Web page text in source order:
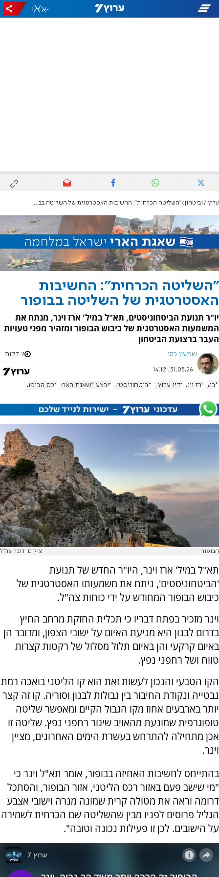
-
+
ערוץ 7 ביטחון "השליטה הכרחית": החשיבות האסטרטגית של השליטה בבופור
"השליטה הכרחית": החשיבות
האסטרטגית של השליטה בבופור
יו"ר תנועת הביטחוניסטים, תא"ל במיל' ארז וינר, מנתח את
המשמעות האסטרטגית של כיבוש הבופור ומזהיר מפני טעויות
העבר ברצועת הביטחון
שמעון כהן 2 דקות
31.05.26, 14:12
לבנון ארז וינר רדיו ערוץ 7 הביטחוניסטים מבצע "שאגת הארי" רכס הבופור
הבופור צילום: דובר צה"ל
תא"ל במיל' ארז וינר, היו"ר החדש של תנועת
'הביטחוניסטים', ניתח את משמעותו האסטרטגית של
כיבוש הבופור המחודש על ידי כוחות צה"ל.
וינר מזכיר בפתח דבריו כי תכלית החזקת מרחב החיץ
בדרום לבנון היא מניעת האיום על ישובי הצפון, ומדובר הן
באיום קרקעי והן באיום תלול מסלול של רקטות קצרות
טווח ושל רחפני נפץ.
הקו הטבעי והנכון לעשות זאת הוא קו הליטני בואכה רמת
נבטייה ונקודת החיבור בין גבולות לבנון וסוריה. קו זה קצר
יותר בארבעים אחוז מקו הגבול הקיים ומאפשר שליטה
טופוגרפית שמונעת מהאויב שיגור רחפני נפץ. שליטה זו
אכן מתחילה להתרחש בעשרת הימים האחרונים, מציין
וינר.
בהתייחס לחשיבות האחיזה בבופור, אומר תא"ל וינר כי
"מי שישב פעם באזור רכס הליטני, אזור הבופור, והסתכל
דרומה וראה את מטולה קרית שמונה מנרה וישובי אצבע
הגליל פרוסים לפניו מבין שהשליטה שם הכרחית לשמירה
על הישובים. לכן זו פעילות נכונה וטובה".